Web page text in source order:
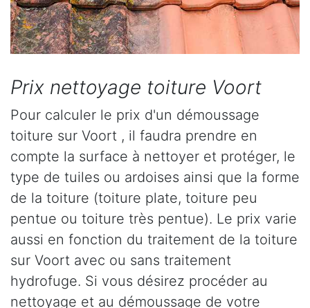
Prix nettoyage toiture Voort
Pour calculer le prix d'un démoussage
toiture sur Voort , il faudra prendre en
compte la surface à nettoyer et protéger, le
type de tuiles ou ardoises ainsi que la forme
de la toiture (toiture plate, toiture peu
pentue ou toiture très pentue). Le prix varie
aussi en fonction du traitement de la toiture
sur Voort avec ou sans traitement
hydrofuge. Si vous désirez procéder au
nettoyage et au démoussage de votre